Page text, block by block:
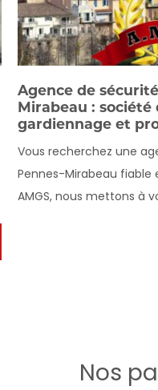
Agence de
Mirabeau : société
gardiennage et
Vous recherchez une
Pennes-Mirabeau fiable
AMGS, nous mettons à
Nos